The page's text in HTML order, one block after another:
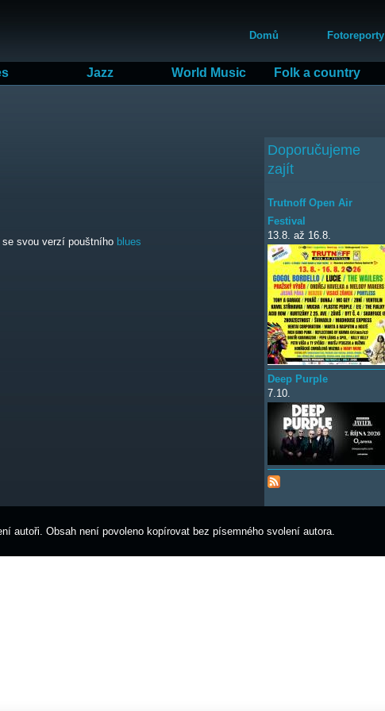
obsahu
Domů Fotoreporty
Jazz World Music Folk a country
svou verzí pouštního blues
Doporučujeme
zajít
Trutnoff Open Air
Festival
13.8. až 16.8.
Deep Purple
7.10.
autoři. Obsah není povoleno kopírovat bez písemného svolení autora.